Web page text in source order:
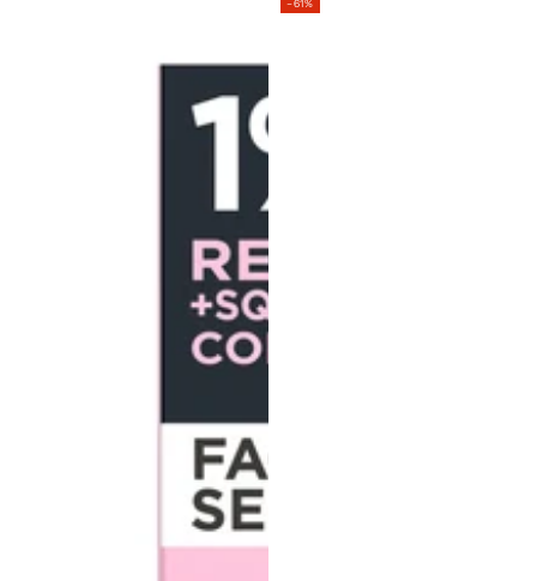
liquidazione
regolare
–61%